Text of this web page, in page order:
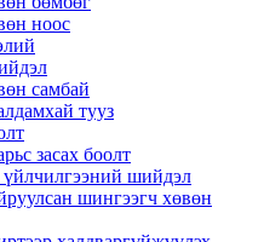
ноос
самбай
тууз
засах боолт
шийдэл
шингээгч хөвөн